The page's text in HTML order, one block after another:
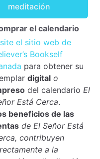
meditación
el calendario
el sitio web de
Bookself
para obtener su
digital o
del calendario El
Está Cerca.
beneficios de las
de El Señor Está
contribuyen
a la